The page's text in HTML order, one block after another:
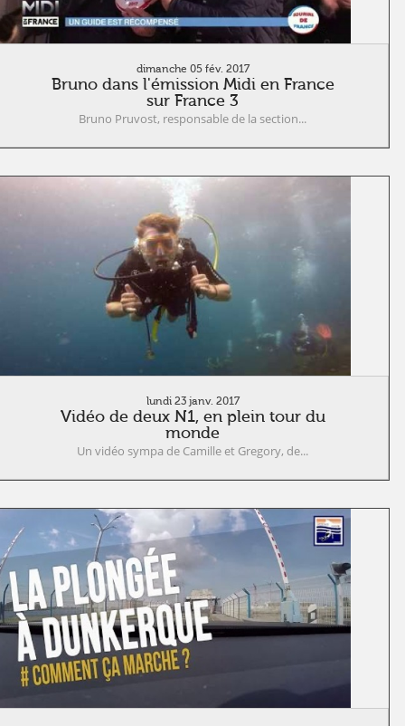
dimanche 05 fév. 2017
Bruno dans l'émission Midi en France
sur France 3
Bruno Pruvost, responsable de la section...
lundi 23 janv. 2017
Vidéo de deux N1, en plein tour du
monde
Un vidéo sympa de Camille et Gregory, de...